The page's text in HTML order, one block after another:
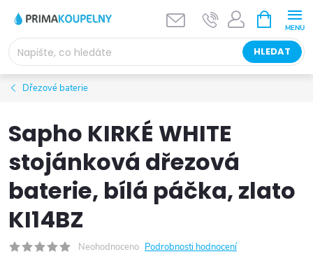
obsah
HLEDAT
NÁKUPNÍ
KOŠÍK
Dřezové baterie
Sapho KIRKÉ WHITE
stojánková dřezová
baterie, bílá páčka, zlato
KI14BZ
Neohodnoceno Podrobnosti hodnocení